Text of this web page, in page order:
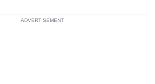
ADVERTISEMENT